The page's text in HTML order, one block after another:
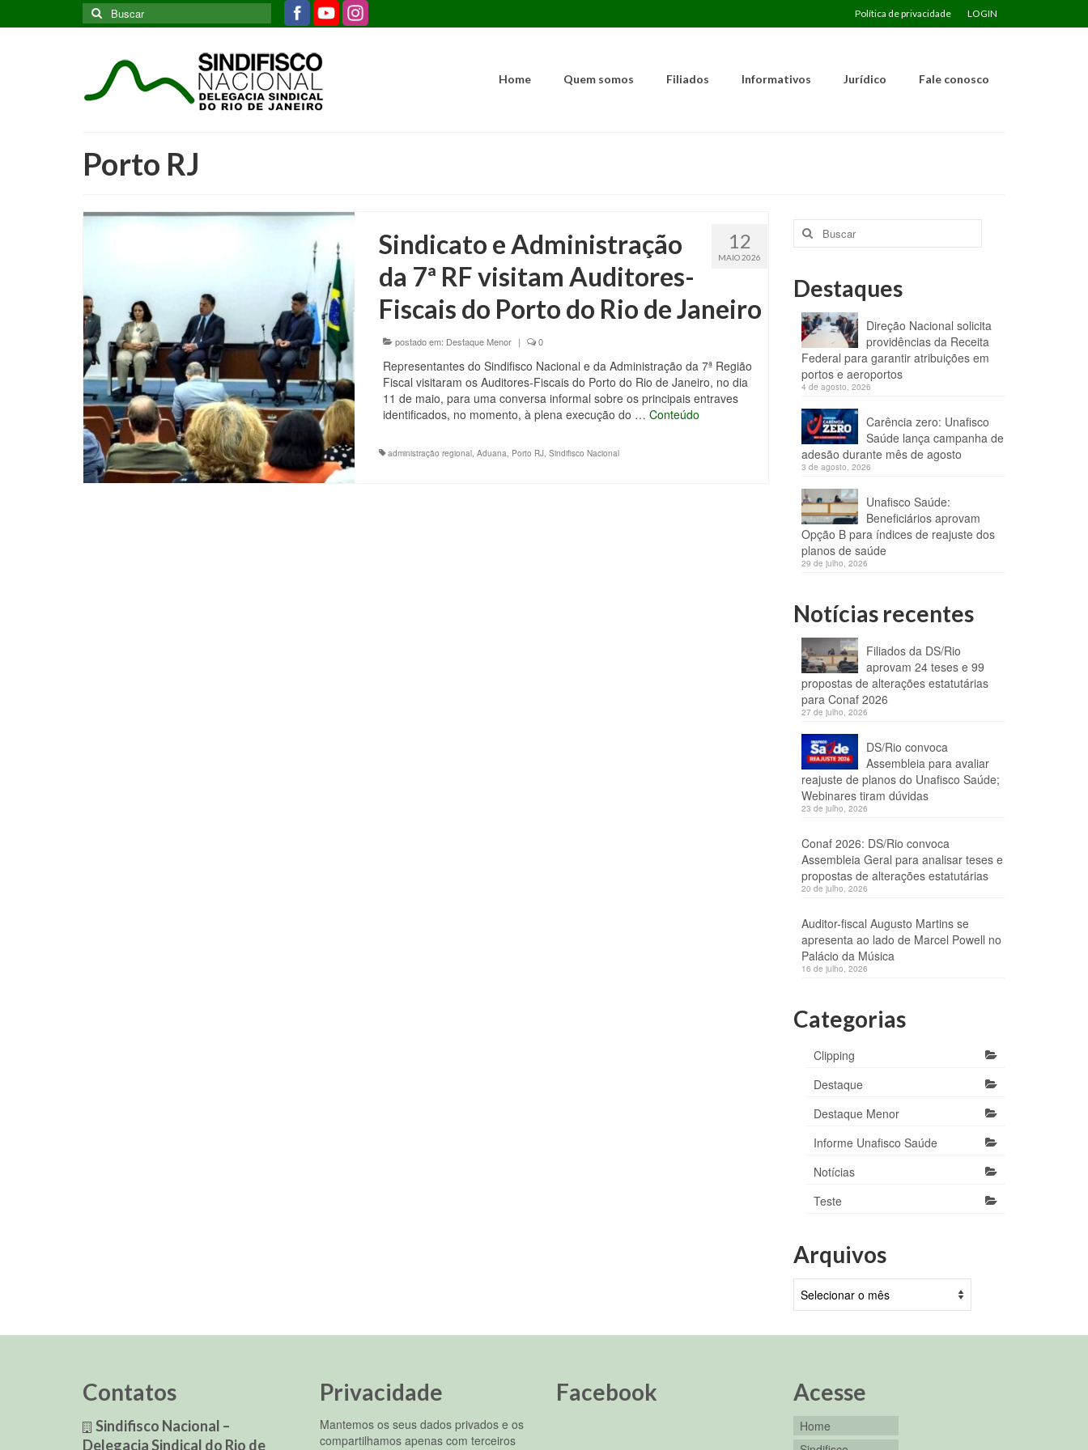
Política de privacidade LOGIN
Buscar
por:
Home Quem somos Filiados Informativos Jurídico Fale conosco
Porto RJ
12
MAIO 2026
Sindicato e Administração
da 7ª RF visitam Auditores-
Fiscais do Porto do Rio de Janeiro
postado em: Destaque Menor | 0
Representantes do Sindifisco Nacional e da Administração da 7ª Região
Fiscal visitaram os Auditores-Fiscais do Porto do Rio de Janeiro, no dia
11 de maio, para uma conversa informal sobre os principais entraves
identificados, no momento, à plena execução do … Conteúdo
administração regional, Aduana, Porto RJ, Sindifisco Nacional
Buscar
por:
Destaques
Direção Nacional solicita
providências da Receita
Federal para garantir atribuições em
portos e aeroportos
4 de agosto, 2026
Carência zero: Unafisco
Saúde lança campanha de
adesão durante mês de agosto
3 de agosto, 2026
Unafisco Saúde:
Beneficiários aprovam
Opção B para índices de reajuste dos
planos de saúde
29 de julho, 2026
Notícias recentes
Filiados da DS/Rio
aprovam 24 teses e 99
propostas de alterações estatutárias
para Conaf 2026
27 de julho, 2026
DS/Rio convoca
Assembleia para avaliar
reajuste de planos do Unafisco Saúde;
Webinares tiram dúvidas
23 de julho, 2026
Conaf 2026: DS/Rio convoca
Assembleia Geral para analisar teses e
propostas de alterações estatutárias
20 de julho, 2026
Auditor-fiscal Augusto Martins se
apresenta ao lado de Marcel Powell no
Palácio da Música
16 de julho, 2026
Categorias
Clipping
Destaque
Destaque Menor
Informe Unafisco Saúde
Notícias
Teste
Arquivos
Contatos
Sindifisco Nacional –
Delegacia Sindical do Rio de
Privacidade
Mantemos os seus dados privados e os
compartilhamos apenas com terceiros
Facebook Acesse
Home